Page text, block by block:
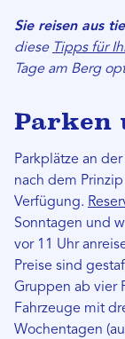
Sie reisen aus
diese Tipps für
Tage am Berg
Parken
Parkplätze an
nach dem
Verfügung.
Sonntagen und
vor 11 Uhr
Preise sind
Gruppen ab vier
Fahrzeuge mit
Wochentagen